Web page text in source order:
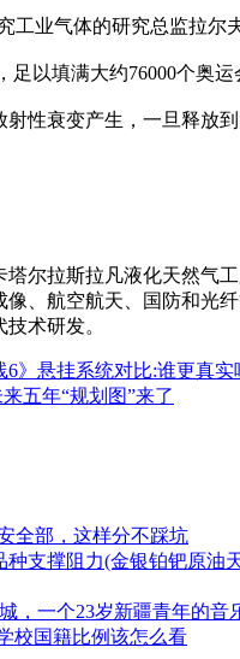
工业气体的研究总监拉
以填满大约76000个奥运
性衰变产生，一旦释放到
尔拉斯拉凡液化天然气
、航空航天、国防和光
术研发。
6》悬挂系统对比:谁更真实
五年“规划图”来了
全部，这样分不踩坑
种支撑阻力(金银铂钯原油
，一个23岁新疆青年的音
校国籍比例该怎么看